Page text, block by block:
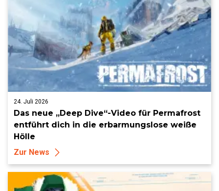
24. Juli 2026
Das neue „Deep Dive“-Video für Permafrost
entführt dich in die erbarmungslose weiße
Hölle
Zur News